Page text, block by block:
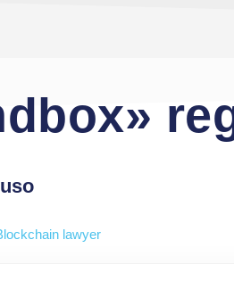
lawyer